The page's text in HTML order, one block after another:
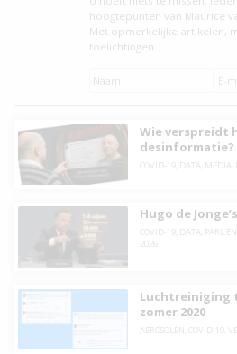
hoogtepunten van Maurice
Met opmerkelijke artikelen,
toelichtingen.
Naam
E-
Wie verspreidt
desinformatie?
COVID-19, DATA MEDIA
Hugo de
COVID-19, DATA
2026
Luchtreiniging
zomer 2020
AEROSOLEN COVID-19,